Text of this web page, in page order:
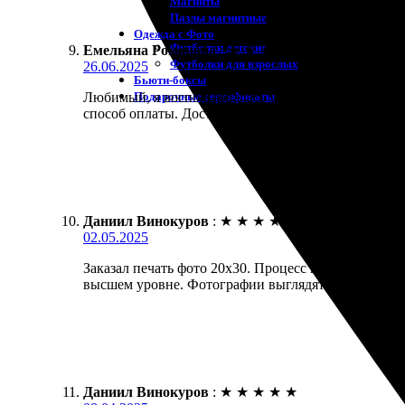
Пазлы магнитные
Одежда с Фото
Футболки детские
Футболки для взрослых
Бьюти-боксы
Подарочные сертификаты
Емельяна Романова : ★ ★ ★
26.06.2025
Любимый, я воспользовалась услугами печати
способ оплаты. Доставка пришла точно в срок,
Даниил Винокуров : ★ ★ ★ ★
02.05.2025
Заказал печать фото 20х30. Процесс прошел
высшем уровне. Фотографии выглядят отлично.
Даниил Винокуров : ★ ★ ★ ★ ★